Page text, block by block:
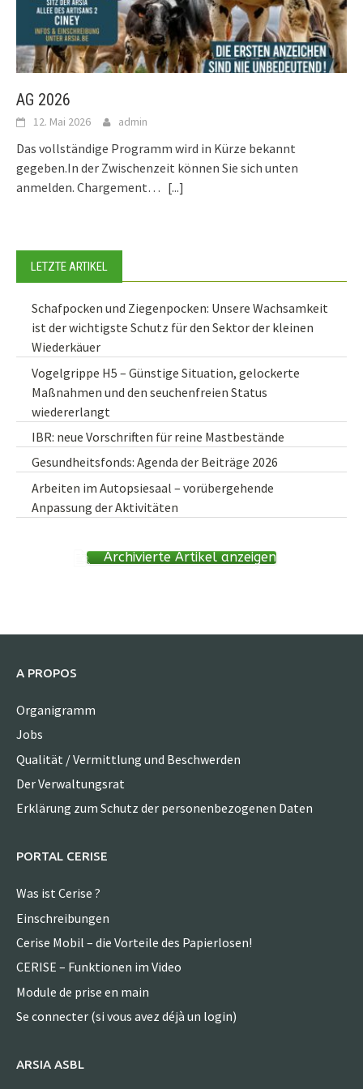
AG 2026
12. Mai 2026 admin
Das vollständige Programm wird in Kürze bekannt
gegeben.In der Zwischenzeit können Sie sich unten
anmelden. Chargement… [...]
LETZTE ARTIKEL
Schafpocken und Ziegenpocken: Unsere Wachsamkeit
ist der wichtigste Schutz für den Sektor der kleinen
Wiederkäuer
Vogelgrippe H5 – Günstige Situation, gelockerte
Maßnahmen und den seuchenfreien Status
wiedererlangt
IBR: neue Vorschriften für reine Mastbestände
Gesundheitsfonds: Agenda der Beiträge 2026
Arbeiten im Autopsiesaal – vorübergehende
Anpassung der Aktivitäten
Archivierte Artikel anzeigen
A PROPOS
Organigramm
Jobs
Qualität / Vermittlung und Beschwerden
Der Verwaltungsrat
Erklärung zum Schutz der personenbezogenen Daten
PORTAL CERISE
Was ist Cerise ?
Einschreibungen
Cerise Mobil – die Vorteile des Papierlosen!
CERISE – Funktionen im Video
Module de prise en main
Se connecter (si vous avez déjà un login)
ARSIA ASBL